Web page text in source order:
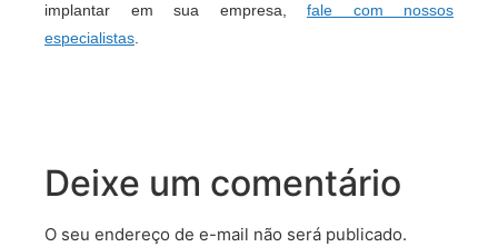
implantar em sua empresa, fale com nossos
especialistas
Deixe um comentário
O seu endereço de e-mail não será publicado.